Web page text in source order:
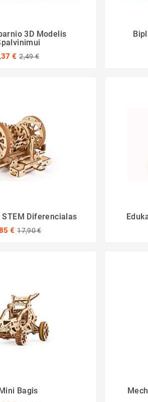
3D Modelis
€ 2,49 €
Diferencialas
€ 17,90 €
Bagis